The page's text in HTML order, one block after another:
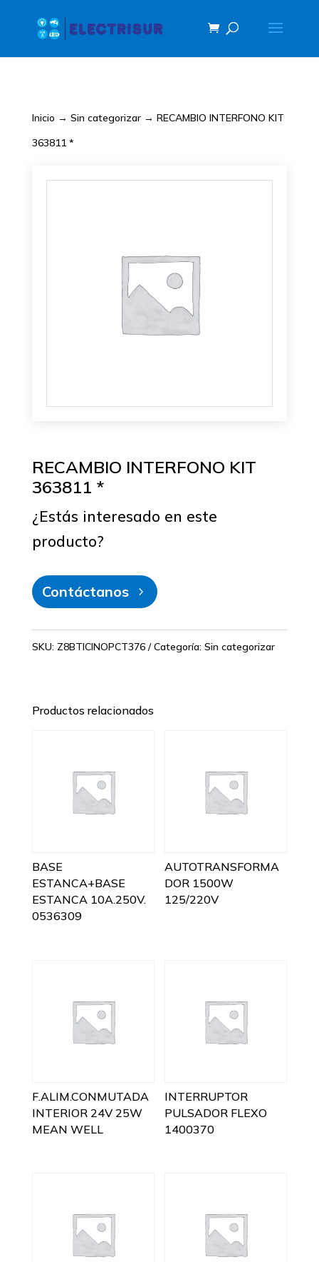
Inicio → Sin categorizar→ RECAMBIO INTERFONO KIT
363811 *
RECAMBIO INTERFONO KIT
363811 *
¿Estás interesado en este
producto?
Contáctanos
SKU: Z8BTICINOPCT376 Categoría: Sin categorizar
Productos relacionados
BASE
ESTANCA+BASE
ESTANCA 10A.250V.
0536309
AUTOTRANSFORMA
DOR 1500W
125/220V
F.ALIM.CONMUTADA
INTERIOR 24V 25W
MEAN WELL
INTERRUPTOR
PULSADOR FLEXO
1400370